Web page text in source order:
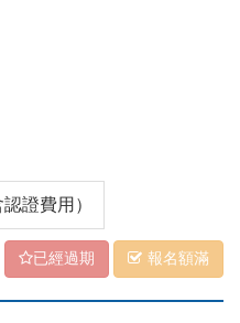
證費用）
已經過期 報名額滿